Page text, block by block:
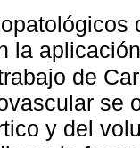
la
de
se
y del